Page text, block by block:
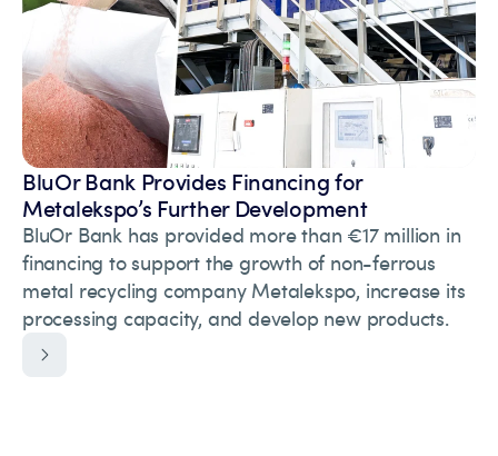
BluOr Bank Provides Financing for
Metalekspo’s Further Development
BluOr Bank has provided more than €17 million in
financing to support the growth of non-ferrous
metal recycling company Metalekspo, increase its
processing capacity, and develop new products.